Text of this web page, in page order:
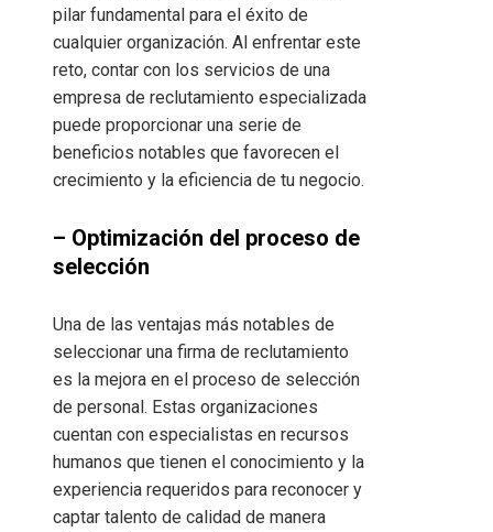
pilar fundamental para el éxito de
cualquier organización. Al enfrentar este
reto, contar con los servicios de una
empresa de reclutamiento especializada
puede proporcionar una serie de
beneficios notables que favorecen el
crecimiento y la eficiencia de tu negocio.
– Optimización del proceso de
selección
Una de las ventajas más notables de
seleccionar una firma de reclutamiento
es la mejora en el proceso de selección
de personal. Estas organizaciones
cuentan con especialistas en recursos
humanos que tienen el conocimiento y la
experiencia requeridos para reconocer y
captar talento de calidad de manera